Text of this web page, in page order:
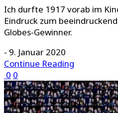
Ich durfte 1917 vorab im
Eindruck zum
Globes-Gewinner.
- 9. Januar 2020
Continue Reading
0 0